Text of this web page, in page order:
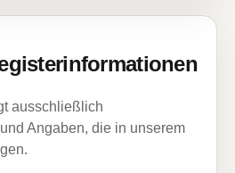
ausschließlich
Angaben, die in unserem